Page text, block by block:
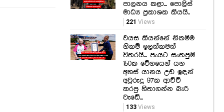
පාලනය කළා... පොලිස්
මාධ්‍ය ප්‍රකාශක කියයි..
221 Views
වයස කියන්නේ නිකම්ම
නිකම් ඉලක්කමක්
විතරයි... පැයට සැතපුම්
150ක වේගයෙන් යන
අහස් යානය උඩ ඉඳන්
අවුරුදු 97ක ආච්චි
කරපු හිතාගන්න බැරි
වැඩේ...
133 Views